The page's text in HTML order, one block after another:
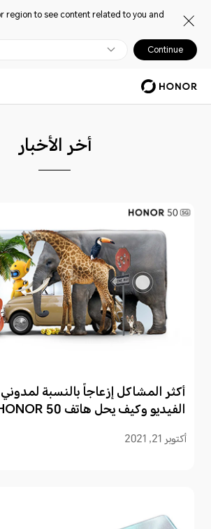
region to see content related to you and
Continue
أخر الأخبار
أكثر المشاكل إزعاجاً بالنسبة لمدوني
منها
أكتوبر 21, 2021